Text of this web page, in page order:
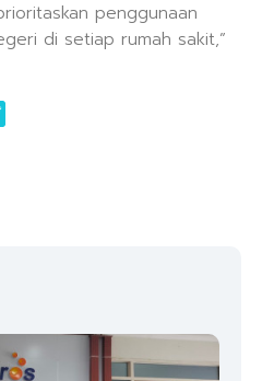
penggunaan
di setiap rumah sakit,”